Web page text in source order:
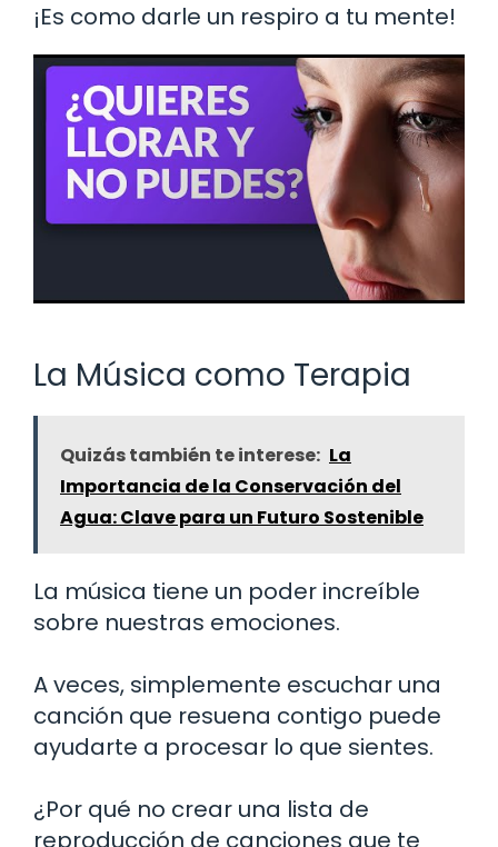
¡Es como darle un respiro a tu mente!
La Música como Terapia
Quizás también te interese: La
Importancia de la Conservación del
Agua: Clave para un Futuro Sostenible
La música tiene un poder increíble
sobre nuestras emociones.
A veces, simplemente escuchar una
canción que resuena contigo puede
ayudarte a procesar lo que sientes.
¿Por qué no crear una lista de
reproducción de canciones que te